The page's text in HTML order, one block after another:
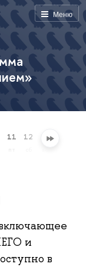
Меню
11 12 13
и
в